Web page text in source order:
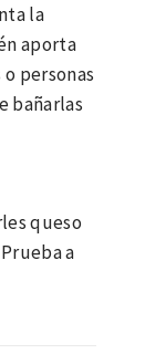
la
aporta
personas
bañarlas
queso
a